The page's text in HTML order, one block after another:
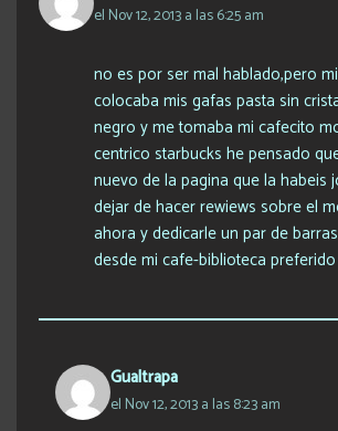
el Nov 12, 2013 a las 6:25 am
no es por ser mal hablado,pero
colocaba mis gafas pasta sin
negro y me tomaba mi cafecito
centrico starbucks he pensado
nuevo de la pagina que la habeis
dejar de hacer rewiews sobre el
ahora y dedicarle un par de
desde mi cafe-biblioteca preferido
Gualtrapa
el Nov 12, 2013 a las 8:23 am